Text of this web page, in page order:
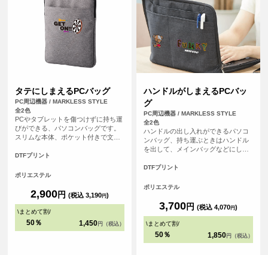
タテにしまえるPCバッグ
PC周辺機器 / MARKLESS STYLE
全2色
PCやタブレットを傷つけずに持ち運
びができる、パソコンバッグです。
スリムな本体、ポケット付きで文房
す。
DTFプリント
ポリエステル
2,900円 (税込 3,190円)
\まとめて割/
50％ 1,450 円（税込）
ハンドルがしまえるPCバッ
グ
PC周辺機器 / MARKLESS STYLE
全2色
ハンドルの出し入れができるパソコ
ンバッグ、持ち運ぶときはハンドル
を出して、メインバッグなどにしま
ができます。うれしい複数の外ポケ
用が可能です。
DTFプリント
ポリエステル
3,700円 (税込 4,070円)
\まとめて割/
50％ 1,850 円（税込）